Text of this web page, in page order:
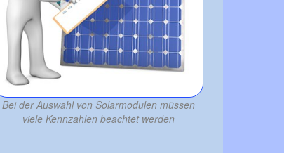
Bei der Auswahl von Solarmodulen müssen
viele Kennzahlen beachtet werden